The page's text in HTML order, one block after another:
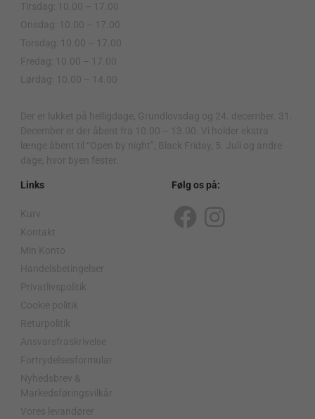
Tirsdag: 10.00 – 17.00
Onsdag: 10.00 – 17.00
Torsdag: 10.00 – 17.00
Fredag: 10.00 – 17.00
Lørdag: 10.00 – 14.00
Der er lukket på helligdage, Grundlovsdag og 24. december. 31.
December er der åbent fra 10.00 – 13.00. Vi holder ekstra
længe åbent til “Open by night”, Black Friday, 5. Juli og andre
dage, hvor byen fester.
Links
Kurv
Kontakt
Min Konto
Handelsbetingelser
Privatlivspolitik
Cookie politik
Returpolitik
Ansvarsfraskrivelse
Fortrydelsesformular
Nyhedsbrev &
Markedsføringsvilkår
Vores levandører
Følg os på:
F
I